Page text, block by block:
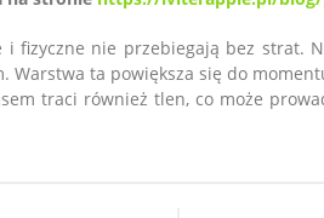
i fizyczne nie przebiegają bez strat.
Warstwa ta powiększa się do
traci również tlen, co może